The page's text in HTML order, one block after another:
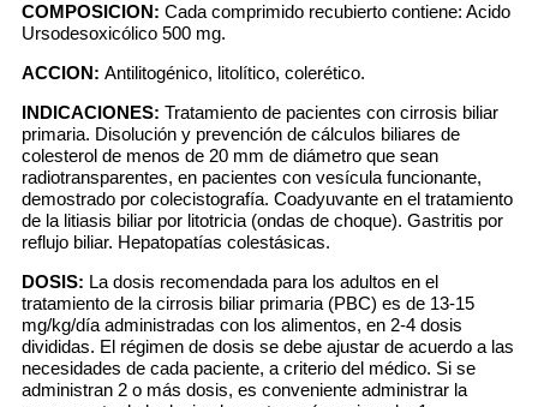
COMPOSICION: Cada comprimido recubierto contiene: Acido
Ursodesoxicólico 500 mg.
ACCION: Antilitogénico, litolítico, colerético.
INDICACIONES: Tratamiento de pacientes con cirrosis biliar
primaria. Disolución y prevención de cálculos biliares de
colesterol de menos de 20 mm de diámetro que sean
radiotransparentes, en pacientes con vesícula funcionante,
demostrado por colecistografía. Coadyuvante en el tratamiento
de la litiasis biliar por litotricia (ondas de choque). Gastritis por
reflujo biliar. Hepatopatías colestásicas.
DOSIS: La dosis recomendada para los adultos en el
tratamiento de la cirrosis biliar primaria (PBC) es de 13-15
mg/kg/día administradas con los alimentos, en 2-4 dosis
divididas. El régimen de dosis se debe ajustar de acuerdo a las
necesidades de cada paciente, a criterio del médico. Si se
administran 2 o más dosis, es conveniente administrar la